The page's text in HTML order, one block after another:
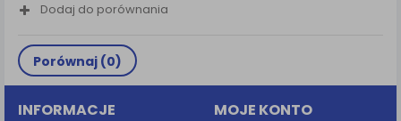
Dodaj do porównania
Porównaj (0)
INFORMACJE MOJE KONTO